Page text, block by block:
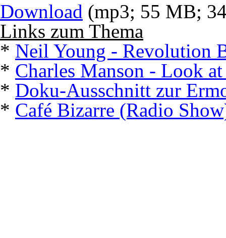
Download (mp3; 55 MB;
Links zum Thema
* Neil Young - Revolution
* Charles Manson - Look
* Doku-Ausschnitt zur
* Café Bizarre (Radio